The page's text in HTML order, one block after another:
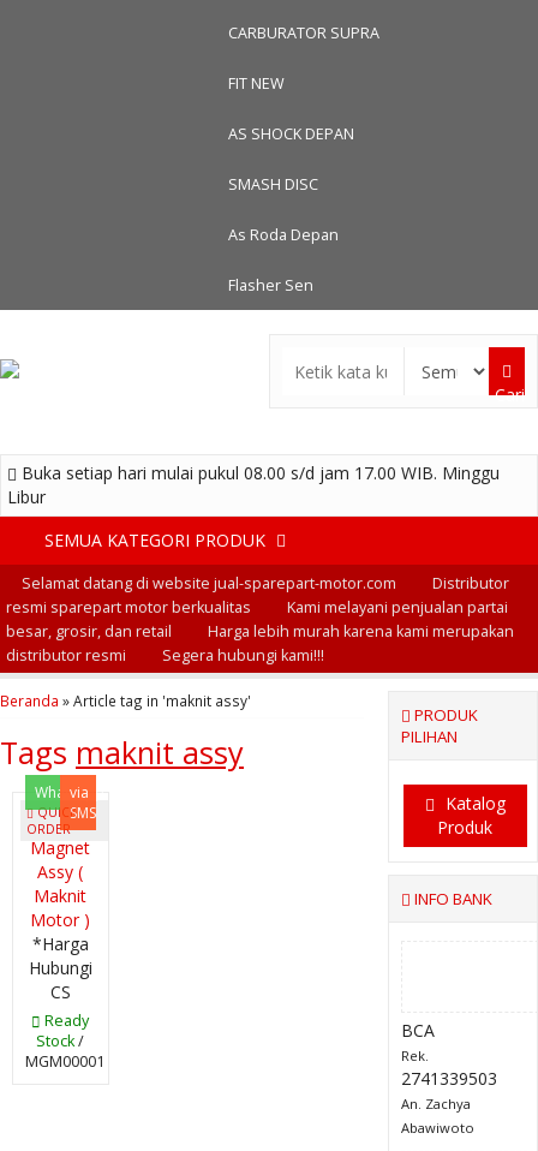
CARBURATOR SUPRA
FIT NEW
AS SHOCK DEPAN
SMASH DISC
As Roda Depan
Flasher Sen
Cari
Buka setiap hari mulai pukul 08.00 s/d jam 17.00 WIB. Minggu
Libur
SEMUA KATEGORI PRODUK
Selamat datang di website jual-sparepart-motor.com
Distributor
resmi sparepart motor berkualitas
Kami melayani penjualan partai
besar, grosir, dan retail
Harga lebih murah karena kami merupakan
distributor resmi
Segera hubungi kami!!!
Beranda »Article tag in 'maknit assy'
Tags maknit assy
QUICK
ORDER
Whatsapp
via
SMS
Magnet
Assy (
Maknit
Motor )
*Harga
Hubungi
CS
Ready
Stock/
MGM00001
PRODUK
PILIHAN
Katalog
Produk
INFO BANK
BCA
Rek.
2741339503
An. Zachya
Abawiwoto